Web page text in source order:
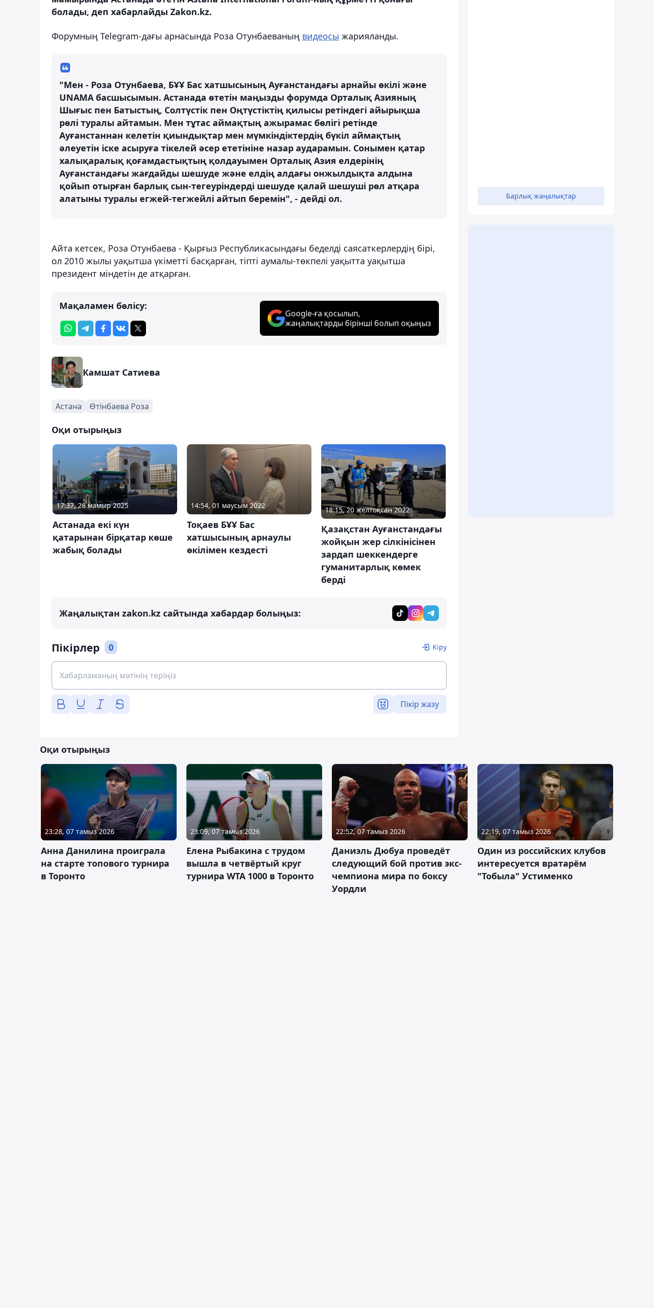
болады, деп хабарлайды Zakon.kz.
Форумның Telegram-дағы арнасында Роза Отунбаеваның видеосы жарияланды.
"Мен - Роза Отунбаева, БҰҰ Бас хатшысының Ауғанстандағы арнайы өкілі және
UNAMA басшысымын. Астанада өтетін маңызды форумда Орталық Азияның
Шығыс пен Батыстың, Солтүстік пен Оңтүстіктің қилысы ретіндегі айырықша
рөлі туралы айтамын. Мен тұтас аймақтың ажырамас бөлігі ретінде
Ауғанстаннан келетін қиындықтар мен мүмкіндіктердің бүкіл аймақтың
әлеуетін іске асыруға тікелей әсер ететініне назар аударамын. Сонымен қатар
халықаралық қоғамдастықтың қолдауымен Орталық Азия елдерінің
Ауғанстандағы жағдайды шешуде және елдің алдағы онжылдықта алдына
қойып отырған барлық сын-тегеуріндерді шешуде қалай шешуші рөл атқара
алатыны туралы егжей-тегжейлі айтып беремін", - дейді ол.
Айта кетсек, Роза Отунбаева - Қырғыз Республикасындағы беделді саясаткерлердің бірі,
ол 2010 жылы уақытша үкіметті басқарған, тіпті аумалы-төкпелі уақытта уақытша
президент міндетін де атқарған.
Мақаламен бөлісу:
Google-ға қосылып,
жаңалықтарды бірінші болып оқыңыз
Камшат Сатиева
Астана Өтінбаева Роза
Оқи отырыңыз
17:37, 28 мамыр 2025
Астанада екі күн
қатарынан бірқатар көше
жабық болады
14:54, 01 маусым 2022
Тоқаев БҰҰ Бас
хатшысының арнаулы
өкілімен кездесті
18:15, 20 желтоқсан 2022
Қазақстан Ауғанстандағы
жойқын жер сілкінісінен
зардап шеккендерге
гуманитарлық көмек
берді
Жаңалықтан zakon.kz сайтында хабардар болыңыз:
Пікірлер 0 Кіру
Пікір жазу
Барлық жаңалықтар
Оқи отырыңыз
23:28, 07 тамыз 2026
Анна Данилина проиграла
на старте топового турнира
в Торонто
23:09, 07 тамыз 2026
Елена Рыбакина с трудом
вышла в четвёртый круг
турнира WTA 1000 в Торонто
22:52, 07 тамыз 2026
Даниэль Дюбуа проведёт
следующий бой против экс-
чемпиона мира по боксу
Уордли
22:19, 07 тамыз 2026
Один из российских клубов
интересуется вратарём
"Тобыла" Устименко